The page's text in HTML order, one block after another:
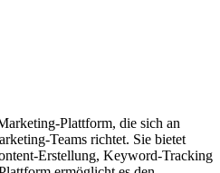
Plattform, die sich an
Teams richtet. Sie bietet
Erstellung, Keyword-Tracking